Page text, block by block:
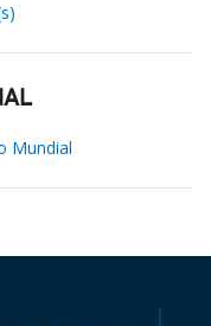
Mundial